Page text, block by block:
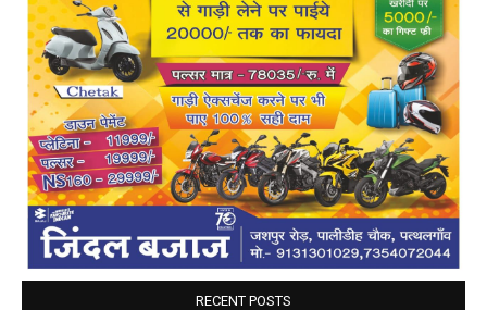
RECENT POSTS